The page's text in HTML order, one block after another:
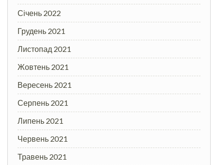
Січень 2022
Грудень 2021
Листопад 2021
Жовтень 2021
Вересень 2021
Серпень 2021
Липень 2021
Червень 2021
Травень 2021